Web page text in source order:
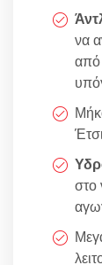
να
από
στο